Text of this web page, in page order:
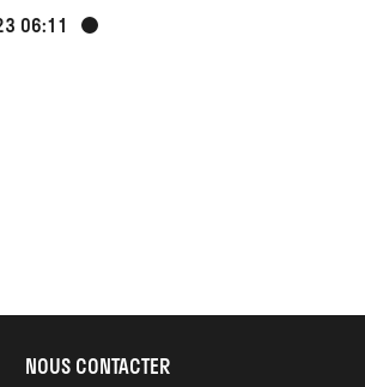
06:11
NOUS CONTACTER